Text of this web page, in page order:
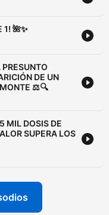
1! 🌺✨
DE UN
MONTE ⚖️🔍
MIL DOSIS DE
SUPERA LOS